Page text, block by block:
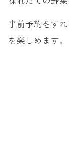
事前予約をす
を楽しめます。